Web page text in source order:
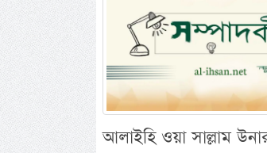
আলাইহি ওয়া সাল্লাম